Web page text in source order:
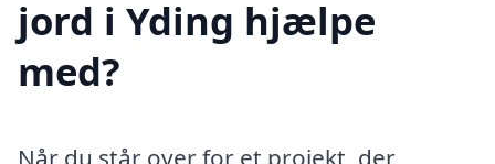
jord i Yding hjælpe
med?
Når du står over for et projekt, der